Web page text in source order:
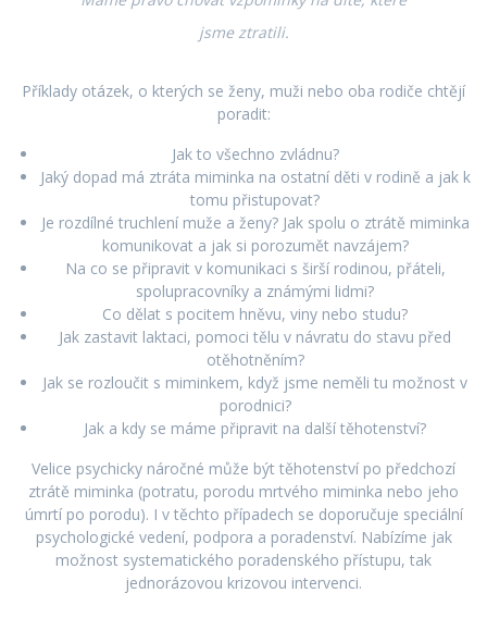
jsme ztratili.
Příklady otázek, o kterých se ženy, muži nebo oba rodiče chtějí
poradit:
Jak to všechno zvládnu?
Jaký dopad má ztráta miminka na ostatní děti v rodině a jak k
tomu přistupovat?
Je rozdílné truchlení muže a ženy? Jak spolu o ztrátě miminka
komunikovat a jak si porozumět navzájem?
Na co se připravit v komunikaci s širší rodinou, přáteli,
spolupracovníky a známými lidmi?
Co dělat s pocitem hněvu, viny nebo studu?
Jak zastavit laktaci, pomoci tělu v návratu do stavu před
otěhotněním?
Jak se rozloučit s miminkem, když jsme neměli tu možnost v
porodnici?
Jak a kdy se máme připravit na další těhotenství?
Velice psychicky náročné může být těhotenství po předchozí
ztrátě miminka (potratu, porodu mrtvého miminka nebo jeho
úmrtí po porodu). I v těchto případech se doporučuje speciální
psychologické vedení, podpora a poradenství. Nabízíme jak
možnost systematického poradenského přístupu, tak
jednorázovou krizovou intervenci.